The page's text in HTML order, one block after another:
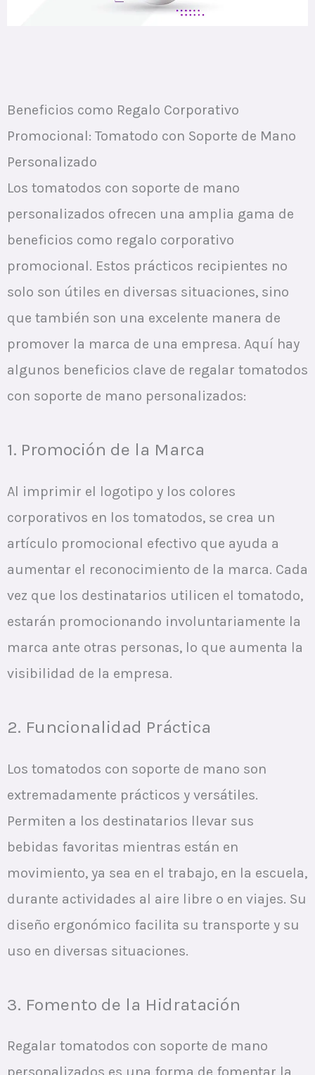
Beneficios como Regalo Corporativo
Promocional: Tomatodo con Soporte de Mano
Personalizado
Los tomatodos con soporte de mano
personalizados ofrecen una amplia gama de
beneficios como regalo corporativo
promocional. Estos prácticos recipientes no
solo son útiles en diversas situaciones, sino
que también son una excelente manera de
promover la marca de una empresa. Aquí hay
algunos beneficios clave de regalar tomatodos
con soporte de mano personalizados:
1. Promoción de la Marca
Al imprimir el logotipo y los colores
corporativos en los tomatodos, se crea un
artículo promocional efectivo que ayuda a
aumentar el reconocimiento de la marca. Cada
vez que los destinatarios utilicen el tomatodo,
estarán promocionando involuntariamente la
marca ante otras personas, lo que aumenta la
visibilidad de la empresa.
2. Funcionalidad Práctica
Los tomatodos con soporte de mano son
extremadamente prácticos y versátiles.
Permiten a los destinatarios llevar sus
bebidas favoritas mientras están en
movimiento, ya sea en el trabajo, en la escuela,
durante actividades al aire libre o en viajes. Su
diseño ergonómico facilita su transporte y su
uso en diversas situaciones.
3. Fomento de la Hidratación
Regalar tomatodos con soporte de mano